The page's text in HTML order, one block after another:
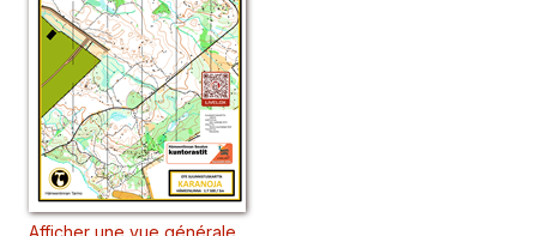
Afficher une vue générale